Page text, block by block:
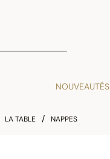
NOUVEAUTÉS
LA TABLE NAPPES